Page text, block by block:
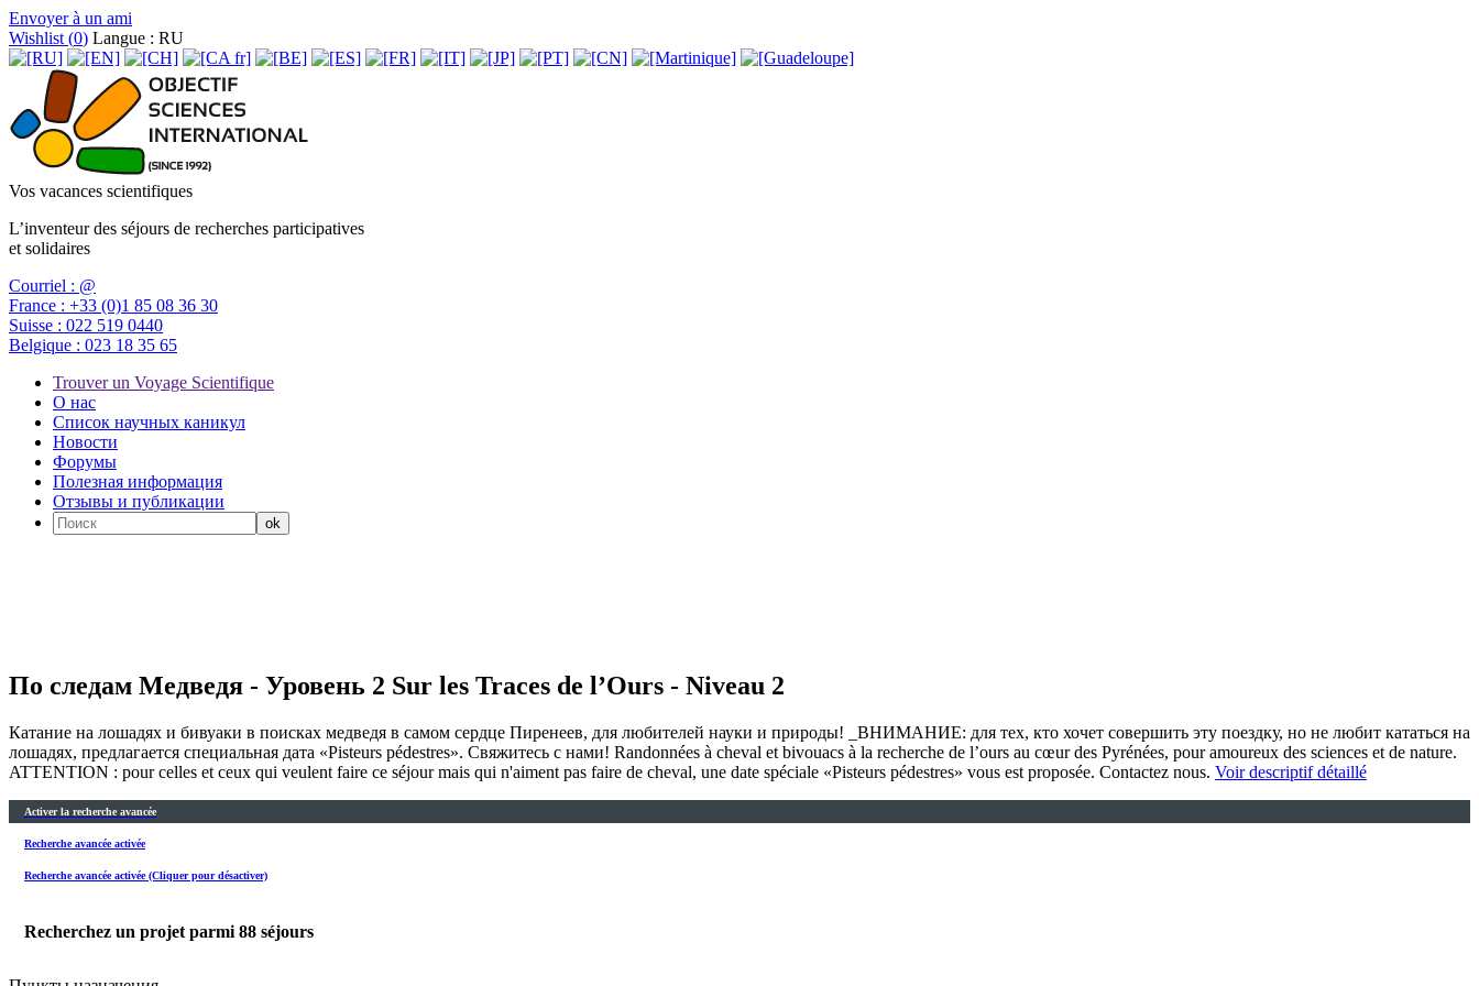
Envoyer à un ami
Wishlist (0) Langue : RU
Vos vacances scientifiques
L’inventeur des séjours de recherches participatives
et solidaires
Courriel : @
France : +33 (0)1 85 08 36 30
Suisse : 022 519 0440
Belgique : 023 18 35 65
Trouver un Voyage Scientifique
О нас
Список научных каникул
Новости
Форумы
Полезная информация
Отзывы и публикации
По следам Медведя - Уровень 2 Sur les Traces de l’Ours - Niveau 2
Катание на лошадях и бивуаки в поисках медведя в самом сердце Пиренеев, для любителей науки и природы! _ВНИМАНИЕ: для тех, кто хочет совершить эту поездку, но не любит кататься на
лошадях, предлагается специальная дата «Pisteurs pédestres». Свяжитесь с нами! Randonnées à cheval et bivouacs à la recherche de l’ours au cœur des Pyrénées, pour amoureux des sciences et de nature.
ATTENTION : pour celles et ceux qui veulent faire ce séjour mais qui n'aiment pas faire de cheval, une date spéciale «Pisteurs pédestres» vous est proposée. Contactez nous. Voir descriptif détaillé
Activer la recherche avancée
Recherche avancée activée
Recherche avancée activée (Cliquer pour désactiver)
Recherchez un projet parmi 88 séjours